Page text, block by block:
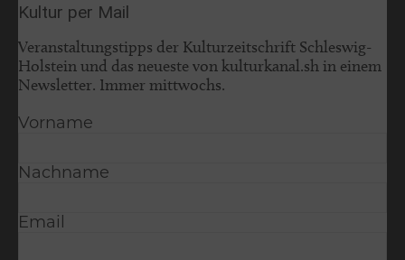
Kultur per Mail
Veranstaltungstipps der Kulturzeitschrift Schleswig-
Holstein und das neueste von kulturkanal.sh in einem
Newsletter. Immer mittwochs.
Vorname
Nachname
Email